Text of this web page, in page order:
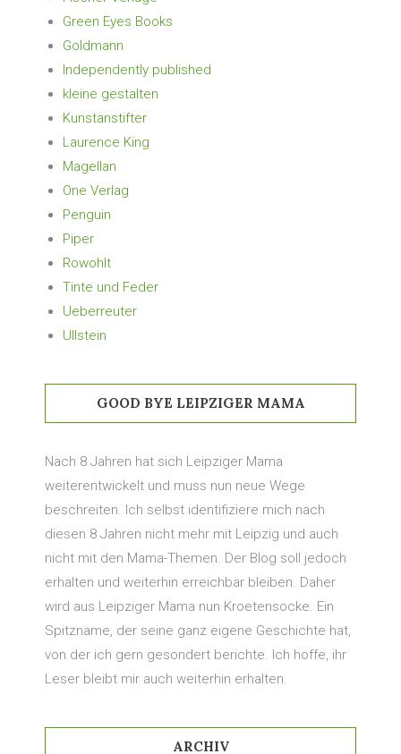
Green Eyes Books
Goldmann
Independently published
kleine gestalten
Kunstanstifter
Laurence King
Magellan
One Verlag
Penguin
Piper
Rowohlt
Tinte und Feder
Ueberreuter
Ullstein
GOOD BYE LEIPZIGER MAMA
Nach 8 Jahren hat sich Leipziger Mama
weiterentwickelt und muss nun neue Wege
beschreiten. Ich selbst identifiziere mich nach
diesen 8 Jahren nicht mehr mit Leipzig und auch
nicht mit den Mama-Themen. Der Blog soll jedoch
erhalten und weiterhin erreichbar bleiben. Daher
wird aus Leipziger Mama nun Kroetensocke. Ein
Spitzname, der seine ganz eigene Geschichte hat,
von der ich gern gesondert berichte. Ich hoffe, ihr
Leser bleibt mir auch weiterhin erhalten.
ARCHIV